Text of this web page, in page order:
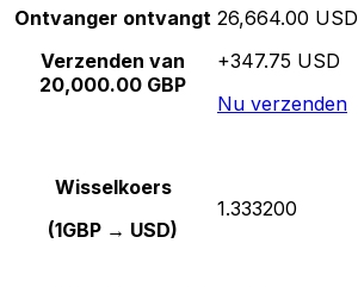
Ontvanger ontvangt
Verzenden van
20,000.00 GBP
26,664.00 USD
+347.75 USD
Nu verzenden
Wisselkoers
(1GBP → USD)
1.333200